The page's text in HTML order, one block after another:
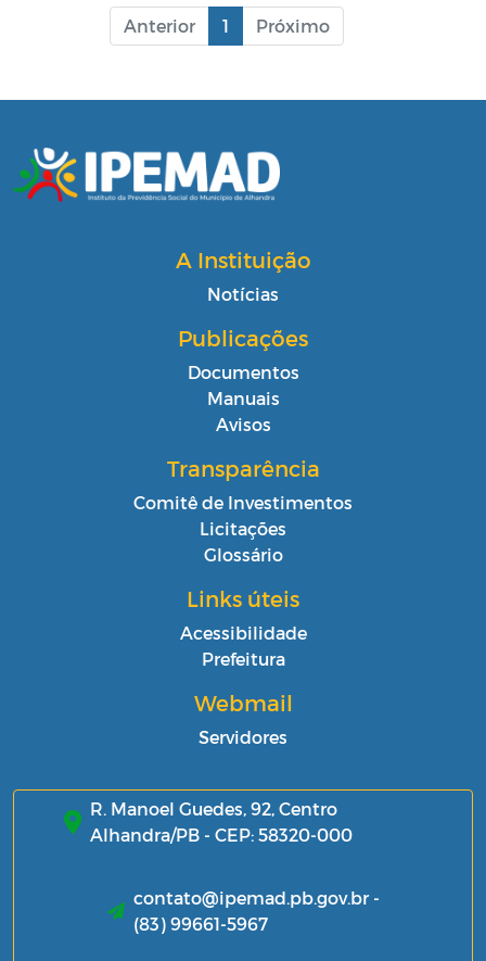
Anterior 1 Próximo
A Instituição
Notícias
Publicações
Documentos
Manuais
Avisos
Transparência
Comitê de Investimentos
Licitações
Glossário
Links úteis
Acessibilidade
Prefeitura
Webmail
Servidores
R. Manoel Guedes, 92, Centro
Alhandra/PB - CEP: 58320-000
contato@ipemad.pb.gov.br -
(83) 99661-5967